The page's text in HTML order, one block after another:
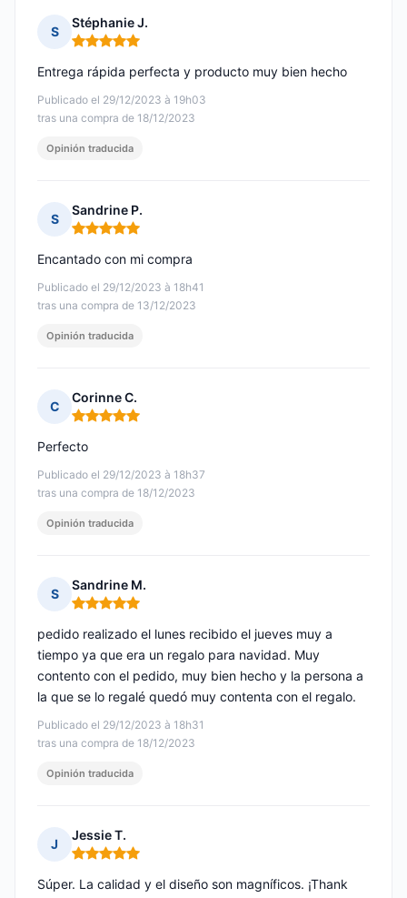
S
Stéphanie J.
Nota: 5 de 5
Publicado el 29/12/2023 à 19h03
tras una compra de 18/12/2023
Entrega rápida perfecta y producto muy bien hecho
Opinión traducida
S
Sandrine P.
Nota: 5 de 5
Publicado el 29/12/2023 à 18h41
tras una compra de 13/12/2023
Encantado con mi compra
Opinión traducida
C
Corinne C.
Nota: 5 de 5
Publicado el 29/12/2023 à 18h37
tras una compra de 18/12/2023
Perfecto
Opinión traducida
S
Sandrine M.
Nota: 5 de 5
Publicado el 29/12/2023 à 18h31
tras una compra de 18/12/2023
pedido realizado el lunes recibido el jueves muy a
tiempo ya que era un regalo para navidad. Muy
contento con el pedido, muy bien hecho y la persona a
la que se lo regalé quedó muy contenta con el regalo.
Opinión traducida
J
Jessie T.
Nota: 5 de 5
Súper. La calidad y el diseño son magníficos. ¡Thank